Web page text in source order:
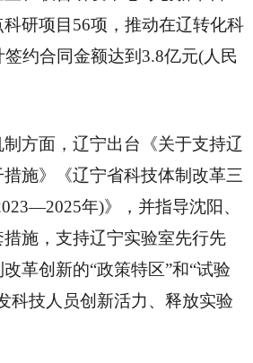
研项目56项，推动在辽转化科
约合同金额达到3.8亿元(人民
方面，辽宁出台《关于支持辽
施》《辽宁省科技体制改革三
年)》，并指导沈阳、
施，支持辽宁实验室先行先
革创新的“政策特区”和“试验
科技人员创新活力、释放实验